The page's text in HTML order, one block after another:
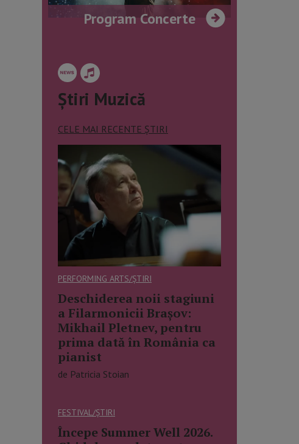
Program Concerte
Știri Muzică
CELE MAI RECENTE ȘTIRI
PERFORMING ARTS/ȘTIRI
Deschiderea noii stagiuni
a Filarmonicii Brașov:
Mikhail Pletnev, pentru
prima dată în România ca
pianist
de Patricia Stoian
FESTIVAL/ȘTIRI
Începe Summer Well 2026.